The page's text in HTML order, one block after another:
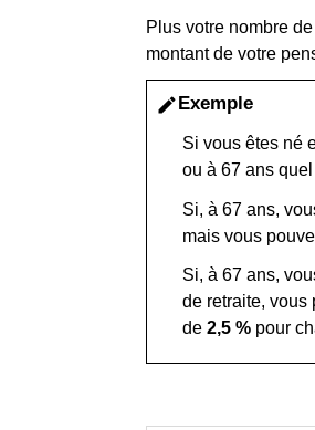
Plus votre nombre
montant de votre
edit Exemple
Si vous êtes né
ou à 67 ans
Si, à 67 ans,
mais vous
Si, à 67 ans,
de retraite, vous
de 2,5 % pour